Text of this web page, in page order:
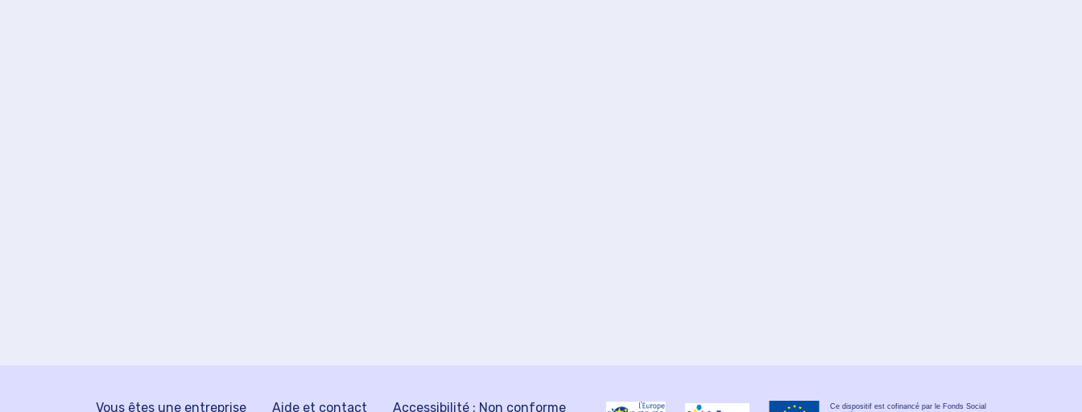
Vous êtes une entreprise Aide et contact Accessibilité : Non conforme
Ce dispositif est cofinancé par le Fonds Social